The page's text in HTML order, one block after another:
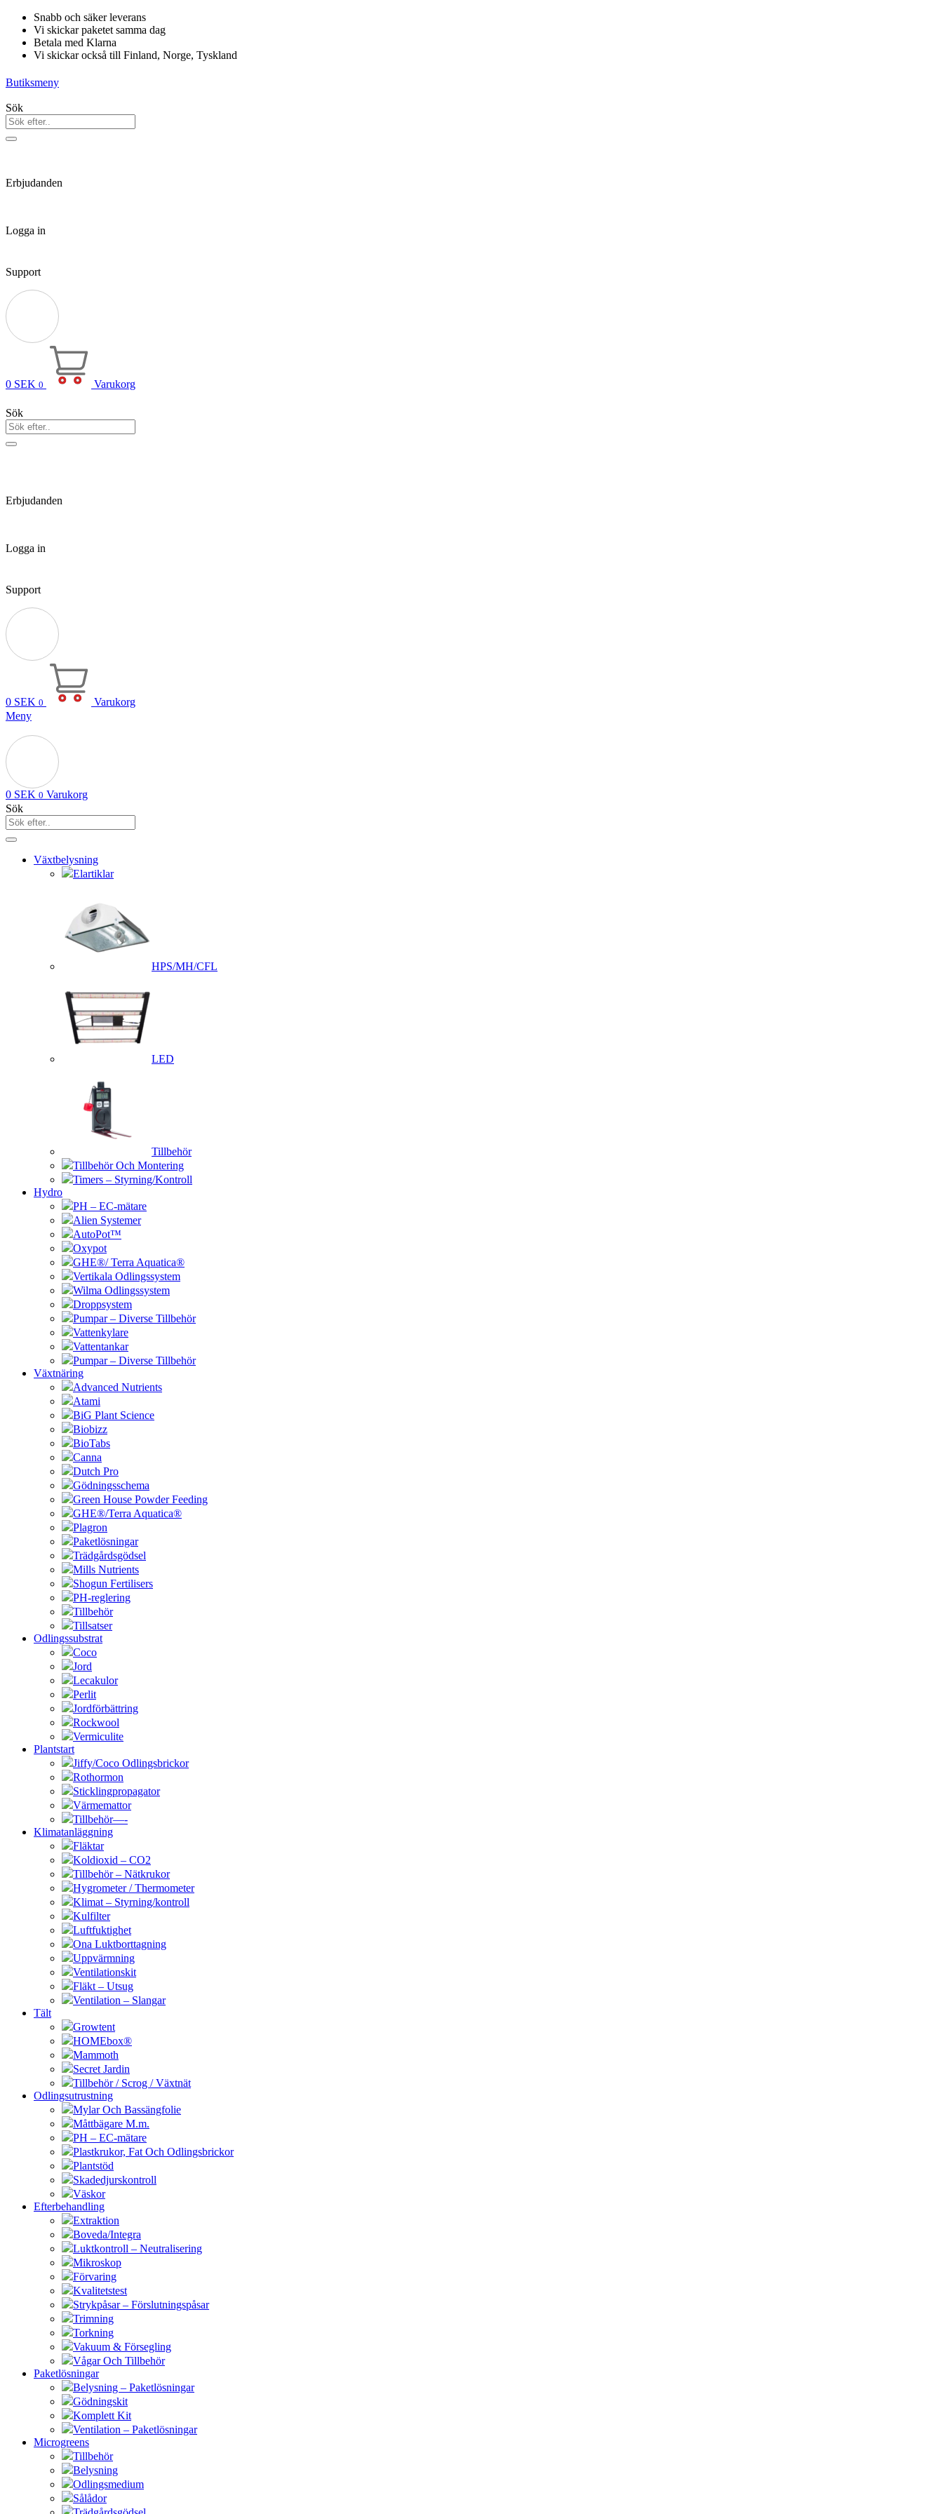
Hoppa
innehåll
Snabb och säker leverans
Vi skickar paketet samma dag
Betala med Klarna
Vi skickar också till Finland, Norge, Tyskland
Butiksmeny
Sök
Erbjudanden
Logga in
Support
0 SEK 0 Varukorg
Sök
Erbjudanden
Logga in
Support
0 SEK 0
Varukorg
Meny
0 SEK 0 Varukorg
Sök
Växtbelysning
Elartiklar
HPS/MH/CFL
LED
Tillbehör
Tillbehör Och Montering
Timers – Styrning/Kontroll
Hydro
PH – EC-mätare
Alien Systemer
AutoPot™
Oxypot
GHE®/ Terra Aquatica®
Vertikala Odlingssystem
Wilma Odlingssystem
Droppsystem
Pumpar – Diverse Tillbehör
Vattenkylare
Vattentankar
Pumpar – Diverse Tillbehör
Växtnäring
Advanced Nutrients
Atami
BiG Plant Science
Biobizz
BioTabs
Canna
Dutch Pro
Gödningsschema
Green House Powder Feeding
GHE®/Terra Aquatica®
Plagron
Paketlösningar
Trädgårdsgödsel
Mills Nutrients
Shogun Fertilisers
PH-reglering
Tillbehör
Tillsatser
Odlingssubstrat
Coco
Jord
Lecakulor
Perlit
Jordförbättring
Rockwool
Vermiculite
Plantstart
Jiffy/Coco Odlingsbrickor
Rothormon
Sticklingpropagator
Värmemattor
Tillbehör—-
Klimatanläggning
Fläktar
Koldioxid – CO2
Tillbehör – Nätkrukor
Hygrometer / Thermometer
Klimat – Styrning/kontroll
Kulfilter
Luftfuktighet
Ona Luktborttagning
Uppvärmning
Ventilationskit
Fläkt – Utsug
Ventilation – Slangar
Tält
Growtent
HOMEbox®
Mammoth
Secret Jardin
Tillbehör / Scrog / Växtnät
Odlingsutrustning
Mylar Och Bassängfolie
Måttbägare M.m.
PH – EC-mätare
Plastkrukor, Fat Och Odlingsbrickor
Plantstöd
Skadedjurskontroll
Väskor
Efterbehandling
Extraktion
Boveda/Integra
Luktkontroll – Neutralisering
Mikroskop
Förvaring
Kvalitetstest
Strykpåsar – Förslutningspåsar
Trimning
Torkning
Vakuum & Försegling
Vågar Och Tillbehör
Paketlösningar
Belysning – Paketlösningar
Gödningskit
Komplett Kit
Ventilation – Paketlösningar
Microgreens
Tillbehör
Belysning
Odlingsmedium
Sålådor